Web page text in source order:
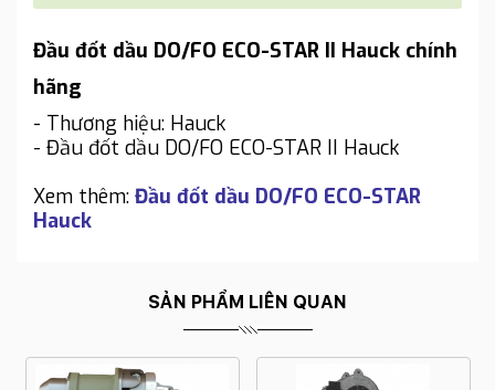
Đầu đốt dầu DO/FO ECO-STAR II Hauck chính
hãng
- Thương hiệu: Hauck
- Đầu đốt dầu DO/FO ECO-STAR II Hauck
Xem thêm: Đầu đốt dầu DO/FO ECO-STAR
Hauck
SẢN PHẨM LIÊN QUAN